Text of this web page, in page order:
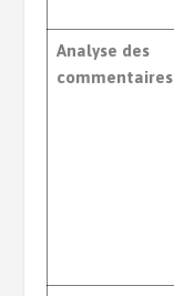
Analyse des
commentaires